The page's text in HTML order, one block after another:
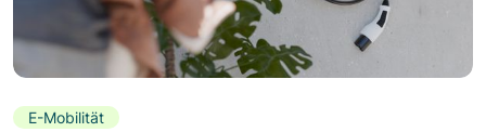
E-Mobilität